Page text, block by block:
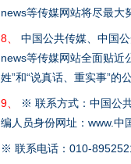
news等传媒网站将尽最大
8、
中国公共传媒、中国
news等传媒网站全面贴近
姓”和“说真话、重实事”的
9、
※ 联系方式：中国公
编人员身份网址：www.中
※ 联系电话：010-